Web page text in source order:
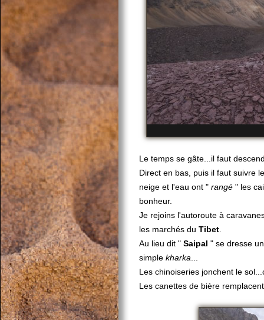
Le temps se gâte...il faut
Direct en bas, puis il faut suivre
neige et l'eau ont " rangé " les
bonheur.
Je rejoins l'autoroute à
les marchés du Tibet
Au lieu dit " Saipal " se dresse
simple kharka
Les chinoiseries jonchent le
Les canettes de bière